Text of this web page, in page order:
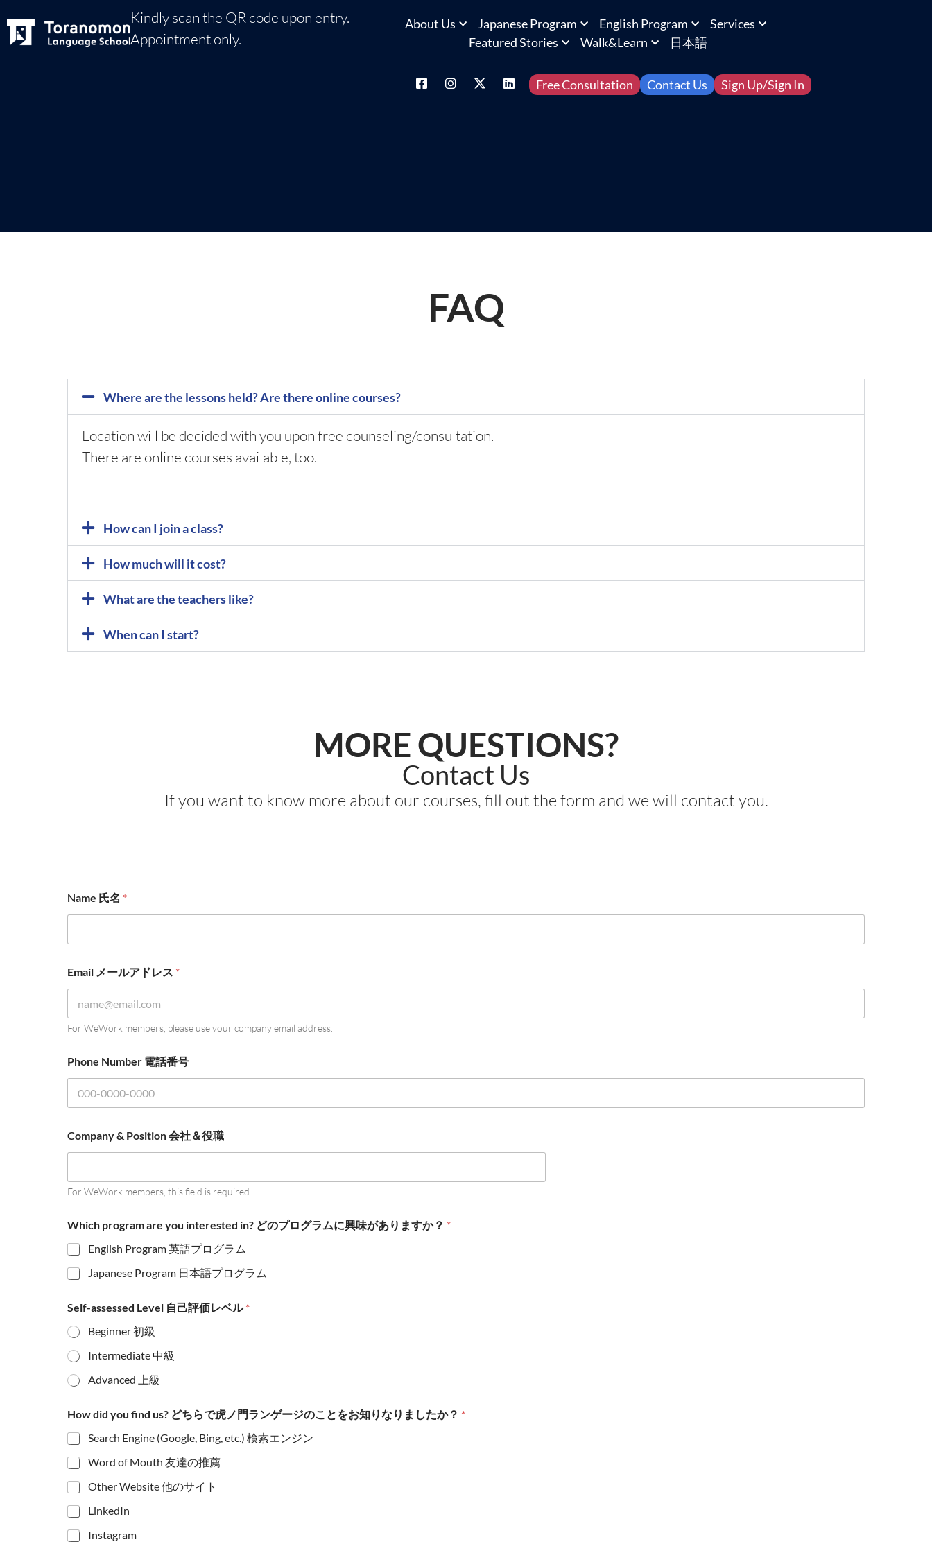
Kindly scan the QR code upon entry.
Appointment only.
About Us Japanese Program English Program
Services
Featured Stories
Walk&Learn 日本語
Free Consultation Contact Us Sign Up/Sign In
FAQ
Where are the lessons held? Are there online courses?
Location will be decided with you upon free counseling/consultation.
There are online courses available, too.
How can I join a class?
How much will it cost?
What are the teachers like?
When can I start?
MORE QUESTIONS?
Contact Us
If you want to know more about our courses, fill out the form and we will contact you.
Name 氏名 *
Email メールアドレス *
For WeWork members, please use your company email address.
Phone Number 電話番号
Company & Position 会社＆役職
For WeWork members, this field is required.
Which program are you interested in? どのプログラムに興味がありますか？ *
English Program 英語プログラム
Japanese Program 日本語プログラム
Self-assessed Level 自己評価レベル*
Beginner 初級
Intermediate 中級
Advanced 上級
How did you find us? どちらで虎ノ門ランゲージのことをお知りなりましたか？ *
Search Engine (Google, Bing, etc.) 検索エンジン
Word of Mouth 友達の推薦
Other Website 他のサイト
LinkedIn
Instagram